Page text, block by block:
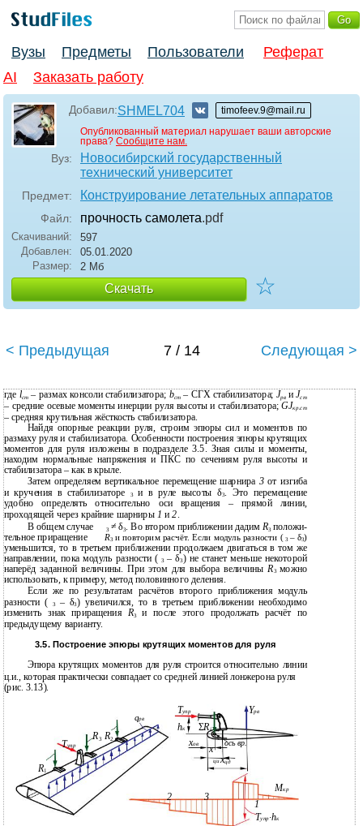
Вузы Предметы Пользователи
Реферат
AI
Заказать работу
Добавил:SHMEL704
timofeev.9@mail.ru
Опубликованный материал нарушает ваши авторские
права? Сообщите нам.
Вуз:
Новосибирский государственный
технический университет
Предмет: Конструирование летательных аппаратов
Файл: прочность самолета.pdf
Скачиваний:
597
Добавлен:
05.01.2020
Размер:
2 Мб
Скачать ☆
< Предыдущая 7 / 14 Следующая >
где lст– размах консоли стабилизатора; bст – СГХ стабилизатора;Jрв иJст
– средние осевые моменты инерции руля высоты и стабилизатора;GJкр.ст
– средняя крутильная жёсткость стабилизатора.
Найдя опорные реакции руля, строим эпюры сил и моментов по
размаху руля и стабилизатора. Особенности построения эпюры крутящих
моментов для руля изложены в подразделе 3.5. Зная силы и моменты,
находим нормальные напряжения и ПКС по сечениям руля высоты и
стабилизатора – как в крыле.
Затем определяем вертикальное перемещение шарнира 3от изгиба
и кручения в стабилизаторе 3 и в руле высоты δ3
. Это перемещение
удобно определять относительно оси вращения – прямой линии,
проходящей через крайние шарниры 1и2.
В общем случае
3 ≠ δ3. Во втором приближении дадим R3 положи-
тельное приращение R3 и повторим расчёт. Если модуль разности (3– δ3)
уменьшится, то в третьем приближении продолжаем двигаться в том же
направлении, пока модуль разности (3– δ3) не станет меньше некоторой
наперёд заданной величины. При этом для выбора величиныR3 можно
использовать, к примеру, метод половинного деления.
Если же по результатам расчётов второго приближения модуль
разности (3 – δ3) увеличился, то в третьем приближении необходимо
изменить знак приращения R3и после этого продолжать расчёт по
предыдущему варианту.
3.5. Построение эпюры крутящих моментов для руля
Эпюра крутящих моментов для руля строится относительно линии
ц.и., которая практически совпадает со средней линией лонжерона руля
(рис. 3.13).
qрв
Тупр Yрв
hк ΣRi
R3 R2 xов ось вр.
Тупр
R1
x
циxцд
2 3
Мкр
1
Тупр·hк